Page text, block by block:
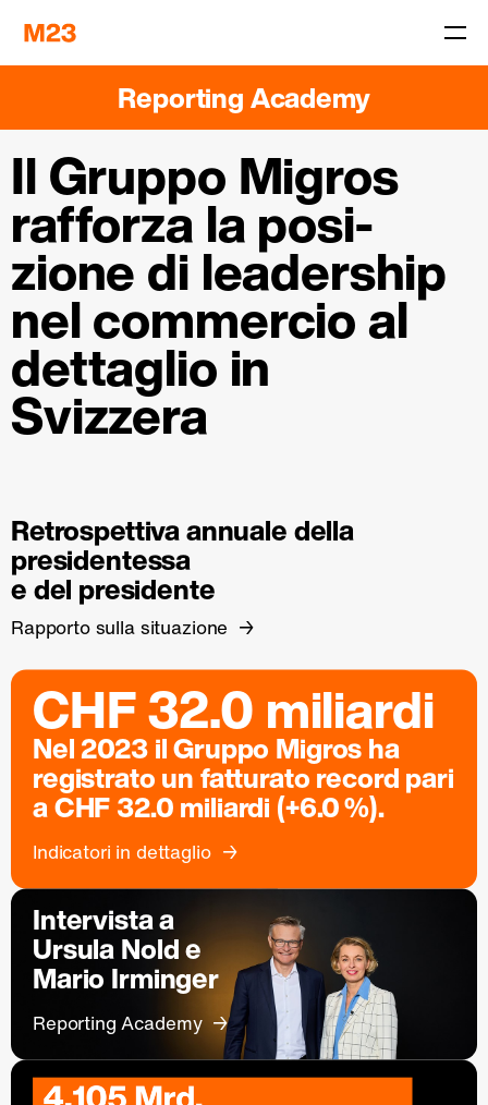
Reporting Academy
­
Il Gruppo Migros
rafforza la posi­
zione di leadership
nel commercio al
detta­glio in
Svizzera
Retrospettiva annuale della
presidentessa
e del presidente
Rapporto sulla situazione
CHF 32.0 miliardi
Nel 2023 il Gruppo Migros ha
registrato un fatturato record pari
a CHF 32.0 miliardi (+6.0 %).
Indicatori in dettaglio
Intervista a
Ursula Nold e
Mario Irminger
Reporting Academy